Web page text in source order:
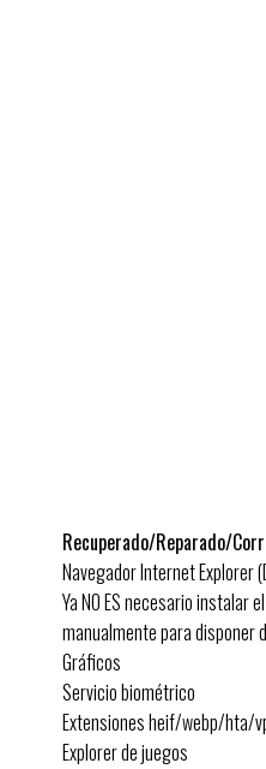
Recuperado/Reparado/
Navegador Internet Explorer
Ya NO ES necesario instalar
manualmente para disponer
Gráficos
Servicio biométrico
Extensiones heif/webp/hta/
Explorer de juegos